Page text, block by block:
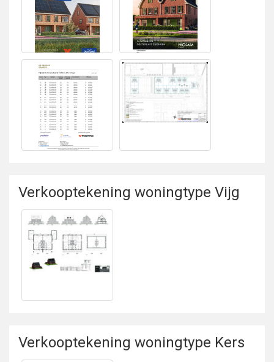
Kopersboekje
Bruynzeel
Bekijken Sanitair en
tegelwerk
Bekijken Prijslijst
Situatietekening
Verkooptekening woningtype Vijg
Bekijken
Verkooptekening
woningtype Vijg
Verkooptekening woningtype Kers